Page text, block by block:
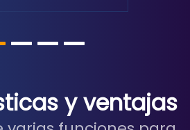
y ventajas